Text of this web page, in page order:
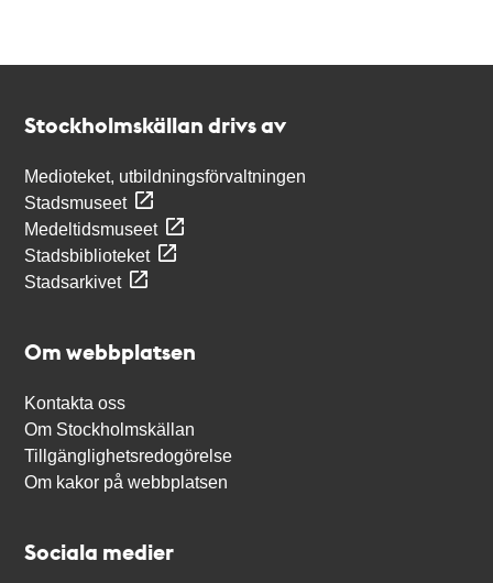
Stockholmskällan drivs av
Medioteket, utbildningsförvaltningen
Stadsmuseet
Medeltidsmuseet
Stadsbiblioteket
Stadsarkivet
Om webbplatsen
Kontakta oss
Om Stockholmskällan
Tillgänglighetsredogörelse
Om kakor på webbplatsen
Sociala medier